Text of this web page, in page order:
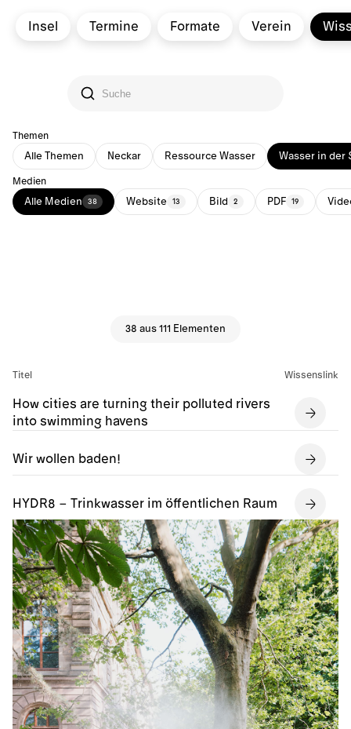
Insel Termine Formate Verein
Themen
Alle Themen Neckar Ressource Wasser Wasser in der
Medien
Alle Medien 38 Website 13 Bild 2 PDF 19
38 aus 111 Elementen
Titel Wissenslink
How cities are turning their polluted rivers
into swimming havens
Wir wollen baden!
HYDR8 – Trinkwasser im öffentlichen Raum